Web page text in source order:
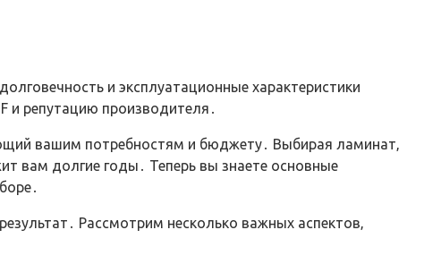
и эксплуатационные характеристики
и репутацию производителя․
вашим потребностям и бюджету․ Выбирая ламинат‚
вам долгие годы․ Теперь вы знаете основные
Рассмотрим несколько важных аспектов‚